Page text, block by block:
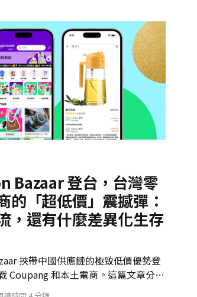
Bazaar 登台，台灣零
的「超低價」震撼彈：
，還有什麼差異化生存
挾帶中國供應鏈的極致低價優勢登
Coupang 和本土電商。這篇文章分析
務模式、Amazon 在台灣的雙重角色，